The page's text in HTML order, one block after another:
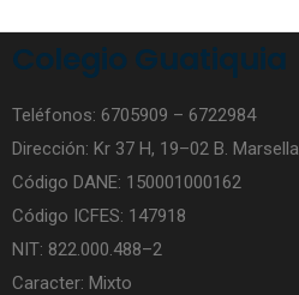
Tik Tok
Colegio Guatiquia
Teléfonos: 6705909 – 6722984
Dirección: Kr 37 H, 19–02 B. Marsella
Código DANE: 150001000162
Código ICFES: 147918
NIT: 822.000.488–2
Caracter: Mixto